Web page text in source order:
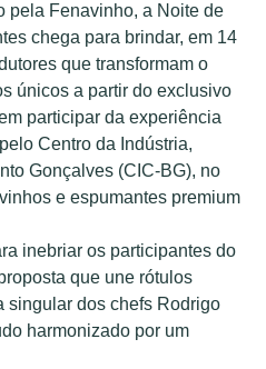
pela Fenavinho, a Noite de
chega para brindar, em 14
que transformam o
únicos a partir do exclusivo
participar da experiência
Centro da Indústria,
Gonçalves (CIC-BG), no
e espumantes premium
inebriar os participantes do
que une rótulos
singular dos chefs Rodrigo
harmonizado por um